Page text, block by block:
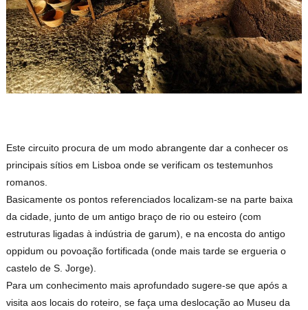
Este circuito procura de um modo abrangente dar a conhecer os
principais sítios em Lisboa onde se verificam os testemunhos
romanos.
Basicamente os pontos referenciados localizam-se na parte baixa
da cidade, junto de um antigo braço de rio ou esteiro (com
estruturas ligadas à indústria de garum), e na encosta do antigo
oppidum ou povoação fortificada (onde mais tarde se ergueria o
castelo de S. Jorge).
Para um conhecimento mais aprofundado sugere-se que após a
visita aos locais do roteiro, se faça uma deslocação ao Museu da